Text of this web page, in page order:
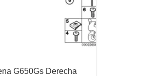
G650Gs Derecha